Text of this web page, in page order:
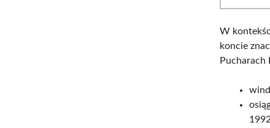
W
koncie
Pucharach